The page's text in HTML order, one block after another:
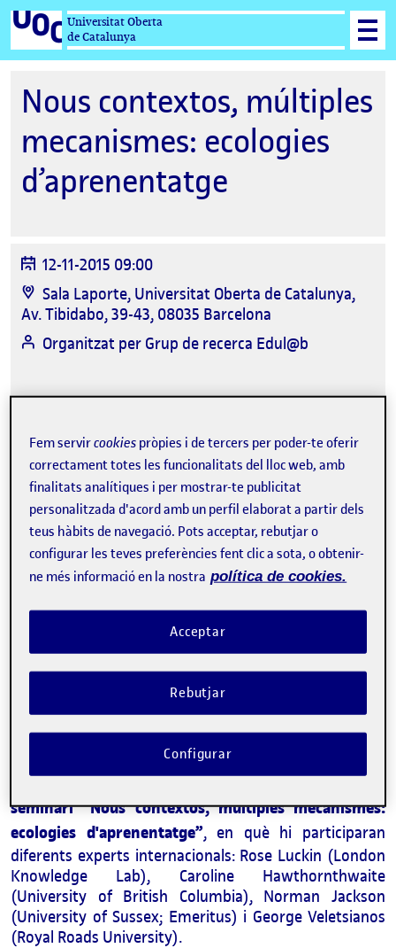
Universitat Oberta
de Catalunya
Nous contextos, múltiples
mecanismes: ecologies
d’aprenentatge
12-11-2015 09:00
Sala Laporte, Universitat Oberta de Catalunya,
Av. Tibidabo, 39-43, 08035 Barcelona
Organitzat per Grup de recerca Edul@b
Tweet
La inscripció ha finalitzat.
Inscriure-s'hi
Contacte
Sobre l'esdeveniment
El12 de novembrese celebrarà a Barcelona el
seminari “Nous contextos, múltiples mecanismes:
ecologies d'aprenentatge”, en què hi participaran
diferents experts internacionals: Rose Luckin (London
Knowledge Lab), Caroline Hawthornthwaite
(University of British Columbia), Norman Jackson
(University of Sussex; Emeritus) i George Veletsianos
(Royal Roads University).
Fem servircookies pròpies i de tercers per poder-te oferir
correctament totes les funcionalitats del lloc web, amb
finalitats analítiques i per mostrar-te publicitat
personalitzada d'acord amb un perfil elaborat a partir dels
teus hàbits de navegació. Pots acceptar, rebutjar o
configurar les teves preferències fent clic a sota, o obtenir-
ne més informació en la nostra política de cookies.
Rebutjar
Acceptar
Configurar